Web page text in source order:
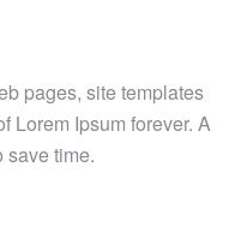
pages, site templates
Lorem Ipsum forever. A
save time.